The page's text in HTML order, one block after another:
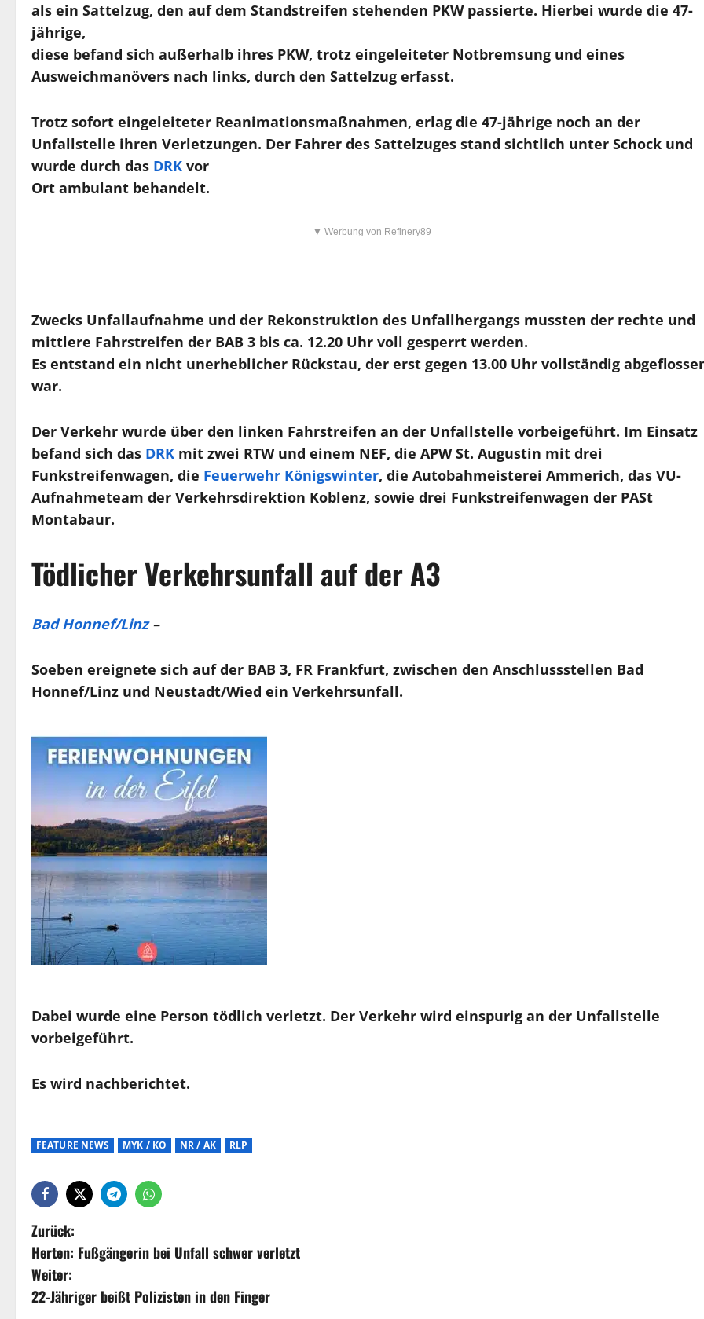
als ein Sattelzug, den auf dem Standstreifen stehenden PKW passierte. Hierbei wurde die 47-
jährige,
diese befand sich außerhalb ihres PKW, trotz eingeleiteter Notbremsung und eines
Ausweichmanövers nach links, durch den Sattelzug erfasst.
Trotz sofort eingeleiteter Reanimationsmaßnahmen, erlag die 47-jährige noch an der
Unfallstelle ihren Verletzungen. Der Fahrer des Sattelzuges stand sichtlich unter Schock und
wurde durch das DRK vor
Ort ambulant behandelt.
▼ Werbung von Refinery89
Zwecks Unfallaufnahme und der Rekonstruktion des Unfallhergangs mussten der rechte und
mittlere Fahrstreifen der BAB 3 bis ca. 12.20 Uhr voll gesperrt werden.
Es entstand ein nicht unerheblicher Rückstau, der erst gegen 13.00 Uhr vollständig
war.
Der Verkehr wurde über den linken Fahrstreifen an der Unfallstelle vorbeigeführt. Im Einsatz
befand sich das DRK mit zwei RTW und einem NEF, die APW St. Augustin mit drei
Funkstreifenwagen, die Feuerwehr Königswinter, die Autobahmeisterei Ammerich, das VU-
Aufnahmeteam der Verkehrsdirektion Koblenz, sowie drei Funkstreifenwagen der PASt
Montabaur.
Tödlicher Verkehrsunfall auf der A3
Bad Honnef/Linz–
Soeben ereignete sich auf der BAB 3, FR Frankfurt, zwischen den Anschlussstellen Bad
Honnef/Linz und Neustadt/Wied ein Verkehrsunfall.
Dabei wurde eine Person tödlich verletzt. Der Verkehr wird einspurig an der Unfallstelle
vorbeigeführt.
Es wird nachberichtet.
FEATURE NEWS MYK / KO NR / AK RLP
Zurück:
Herten: Fußgängerin bei Unfall schwer verletzt
Weiter:
22-Jähriger beißt Polizisten in den Finger